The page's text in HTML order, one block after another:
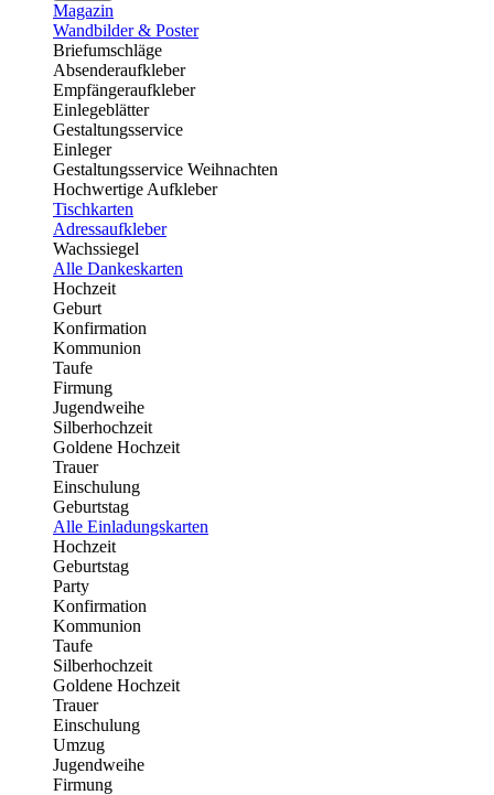
Magazin
Wandbilder & Poster
Briefumschläge
Absenderaufkleber
Empfängeraufkleber
Einlegeblätter
Gestaltungsservice
Einleger
Gestaltungsservice Weihnachten
Hochwertige Aufkleber
Tischkarten
Adressaufkleber
Wachssiegel
Alle Dankeskarten
Hochzeit
Geburt
Konfirmation
Kommunion
Taufe
Firmung
Jugendweihe
Silberhochzeit
Goldene Hochzeit
Trauer
Einschulung
Geburtstag
Alle Einladungskarten
Hochzeit
Geburtstag
Party
Konfirmation
Kommunion
Taufe
Silberhochzeit
Goldene Hochzeit
Trauer
Einschulung
Umzug
Jugendweihe
Firmung